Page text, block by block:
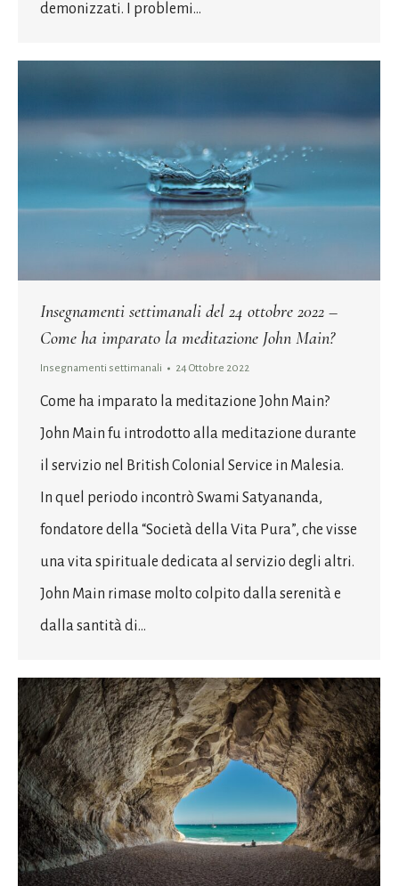
demonizzati. I problemi…
Insegnamenti settimanali del 24 ottobre 2022 –
Come ha imparato la meditazione John Main?
Insegnamenti settimanali 24 Ottobre 2022
Come ha imparato la meditazione John Main?
John Main fu introdotto alla meditazione durante
il servizio nel British Colonial Service in Malesia.
In quel periodo incontrò Swami Satyananda,
fondatore della “Società della Vita Pura”, che visse
una vita spirituale dedicata al servizio degli altri.
John Main rimase molto colpito dalla serenità e
dalla santità di…